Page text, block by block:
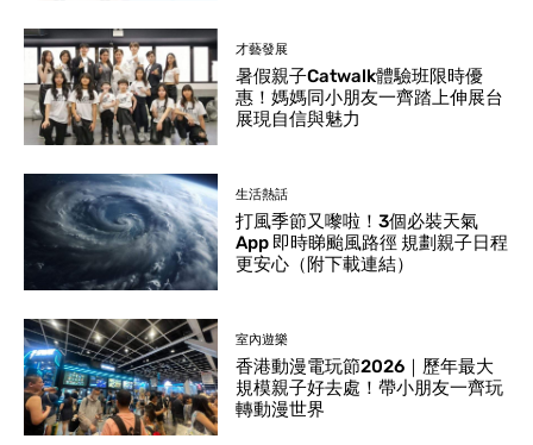
才藝發展
暑假親子Catwalk體驗班限時優
惠！媽媽同小朋友一齊踏上伸展台
展現自信與魅力
生活熱話
打風季節又嚟啦！3個必裝天氣
App 即時睇颱風路徑 規劃親子日程
更安心（附下載連結）
室內遊樂
香港動漫電玩節2026｜歷年最大
規模親子好去處！帶小朋友一齊玩
轉動漫世界